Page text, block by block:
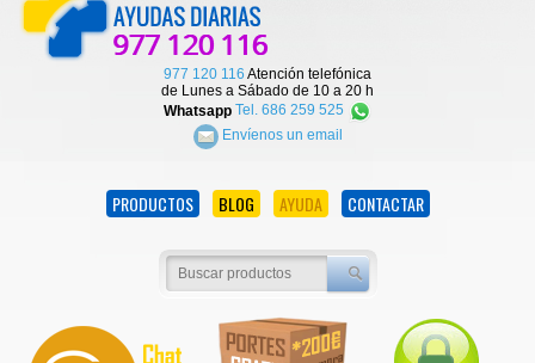
977 120 116 Atención telefónica
de Lunes a Sábado de 10 a 20 h
Whatsapp Tel. 686 259 525
Envíenos un email
PRODUCTOS BLOG AYUDA CONTACTAR